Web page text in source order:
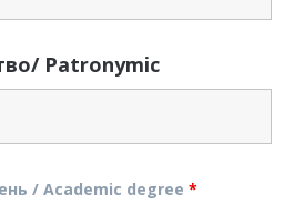
Patronymic
/ Academic degree *